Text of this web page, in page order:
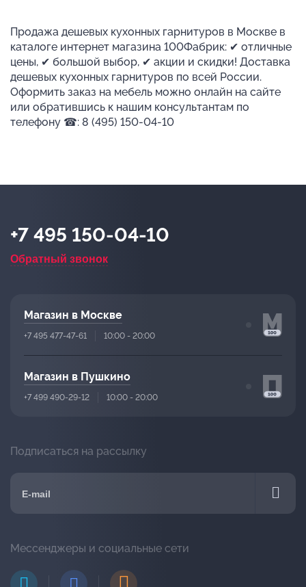
Продажа дешевых кухонных гарнитуров в Москве в
каталоге интернет магазина 100Фабрик: ✔ отличные
цены, ✔ большой выбор, ✔ акции и скидки! Доставка
дешевых кухонных гарнитуров по всей России.
Оформить заказ на мебель можно онлайн на сайте
или обратившись к нашим консультантам по
телефону ☎: 8 (495) 150-04-10
+7 495 150-04-10
Обратный звонок
Магазин в Москве
+7 495 477-47-61 10:00 - 20:00
Магазин в Пушкино
+7 499 490-29-12 10:00 - 20:00
Подписаться на рассылку
Мессенджеры и социальные сети